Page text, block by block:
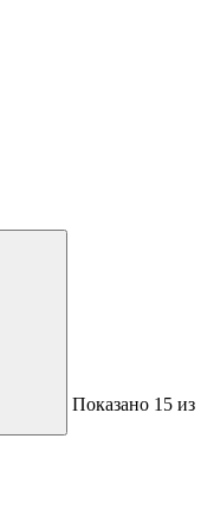
Показано 15 из